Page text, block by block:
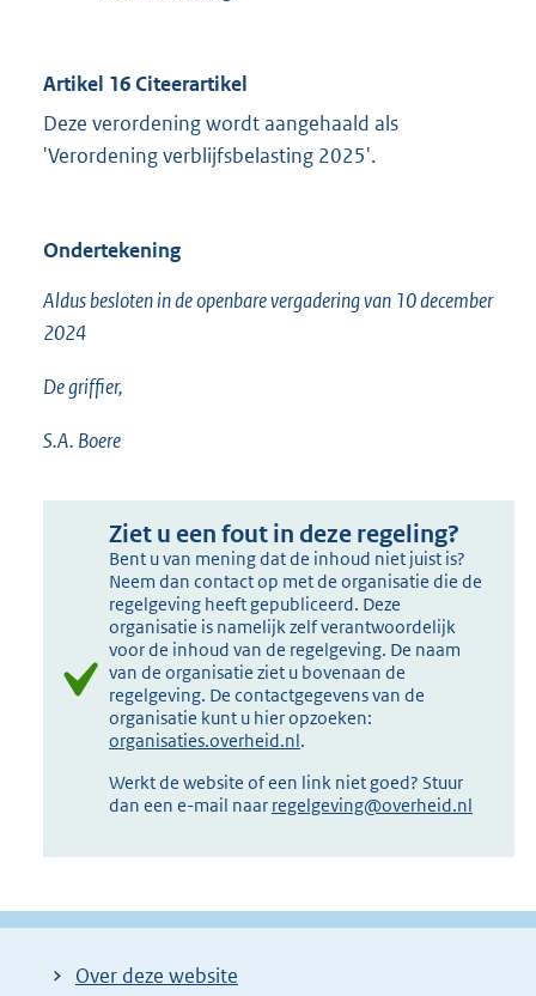
Artikel 16 Citeerartikel
Deze verordening wordt aangehaald als
'Verordening verblijfsbelasting 2025'.
Ondertekening
Aldus besloten in de openbare vergadering van 10 december
2024
De griffier,
S.A. Boere
Ziet u een fout in deze regeling?
Bent u van mening dat de inhoud niet juist is?
Neem dan contact op met de organisatie die de
regelgeving heeft gepubliceerd. Deze
organisatie is namelijk zelf verantwoordelijk
voor de inhoud van de regelgeving. De naam
van de organisatie ziet u bovenaan de
regelgeving. De contactgegevens van de
organisatie kunt u hier opzoeken:
organisaties.overheid.nl.
Werkt de website of een link niet goed? Stuur
dan een e-mail naar regelgeving@overheid.nl
Over deze website